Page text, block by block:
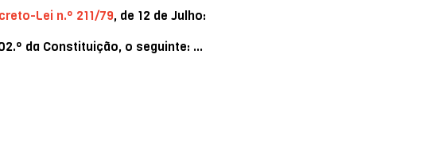
Lei n.º 211/79, de 12 de Julho:
da Constituição, o seguinte: …